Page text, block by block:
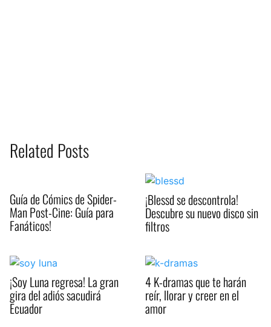
Related Posts
Guía de Cómics de Spider-
Man Post-Cine: Guía para
Fanáticos!
¡Blessd se descontrola!
Descubre su nuevo disco sin
filtros
¡Soy Luna regresa! La gran
gira del adiós sacudirá
Ecuador
4 K-dramas que te harán
reír, llorar y creer en el
amor